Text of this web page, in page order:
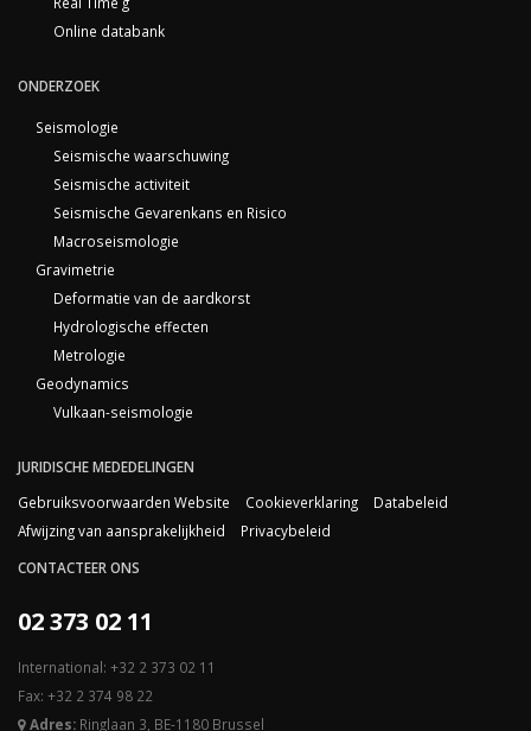
Online databank
ONDERZOEK
Seismologie
Seismische waarschuwing
Seismische activiteit
Seismische Gevarenkans en Risico
Macroseismologie
Gravimetrie
Deformatie van de aardkorst
Hydrologische effecten
Metrologie
Geodynamics
Vulkaan-seismologie
JURIDISCHE MEDEDELINGEN
Gebruiksvoorwaarden Website
Cookieverklaring
Databeleid
Afwijzing van aansprakelijkheid
Privacybeleid
CONTACTEER ONS
02 373 02 11
International: +32 2 373 02 11
Fax: +32 2 374 98 22
Adres: Ringlaan 3, BE-1180 Brussel